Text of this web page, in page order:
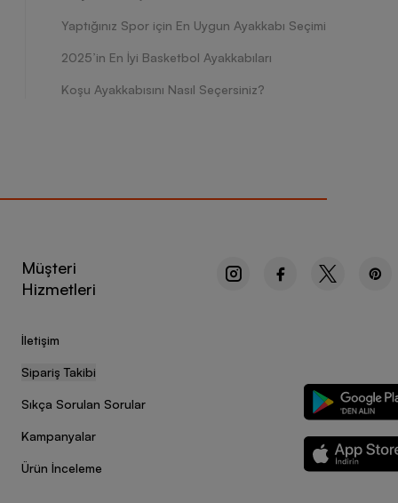
Yaptığınız Spor için En Uygun Ayakkabı Seçimi
2025’in En İyi Basketbol Ayakkabıları
Koşu Ayakkabısını Nasıl Seçersiniz?
Müşteri
Hizmetleri
İletişim
Sipariş Takibi
Sıkça Sorulan Sorular
Kampanyalar
Ürün İnceleme